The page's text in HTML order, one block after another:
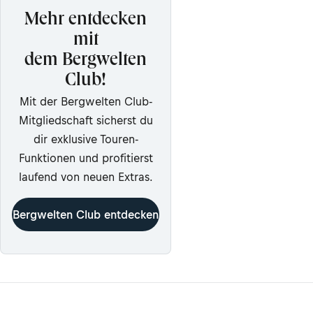
Mehr entdecken
mit
dem Bergwelten
Club!
Mit der Bergwelten Club-
Mitgliedschaft sicherst du
dir exklusive Touren-
Funktionen und profitierst
laufend von neuen Extras.
Bergwelten Club entdecken